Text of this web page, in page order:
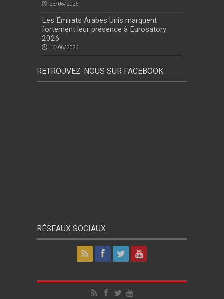
23/06/2026
Les Émirats Arabes Unis marquent
fortement leur présence à Eurosatory
2026
16/06/2026
RETROUVEZ-NOUS SUR FACEBOOK
RÉSEAUX SOCIAUX